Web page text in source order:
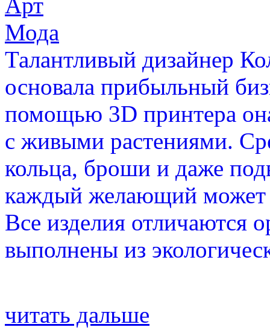
Мода
Талантливый дизайнер
основала прибыльный
помощью 3D принтера
с живыми растениями.
кольца, броши и даже
каждый желающий может
Все изделия отличаются
выполнены из
читать дальше